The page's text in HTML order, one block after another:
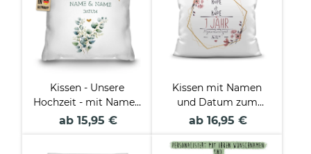
Kissen - Unsere
Hochzeit - mit Namen
& Datum
ab 15,95 €
Kissen mit Namen
und Datum zum
Hochzeitstag
ab 16,95 €